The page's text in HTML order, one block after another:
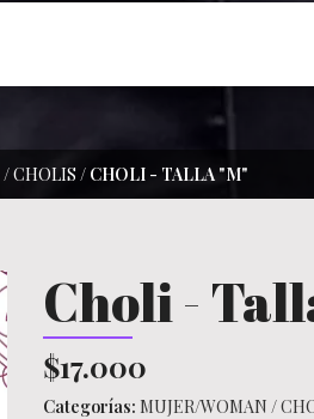
/CHOLIS/ CHOLI - TALLA "M"
Choli -
$17.000
Categorías: MUJER/WOMAN /